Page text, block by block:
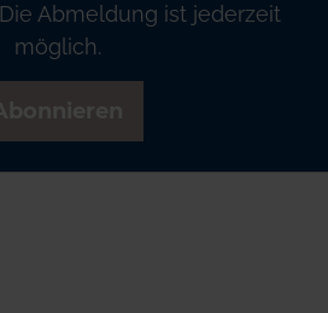
Abmeldung ist jederzeit
möglich.